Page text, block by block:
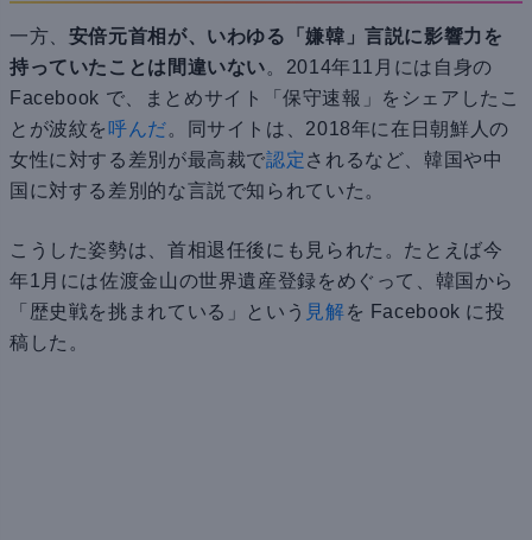
一方、 安倍元首相が、いわゆる「嫌韓」言説に影響力を
持っていたことは間違いない。2014年11月には自身の
Facebook で、まとめサイト「保守速報」をシェアしたこ
とが波紋を 呼んだ。同サイトは、2018年に在日朝鮮人の
女性に対する差別が最高裁で認定 されるなど、韓国や中
国に対する差別的な言説で知られていた。
こうした姿勢は、首相退任後にも見られた。たとえば今
年1月には佐渡金山の世界遺産登録をめぐって、韓国から
「歴史戦を挑まれている」という 見解を Facebook に投
稿した。